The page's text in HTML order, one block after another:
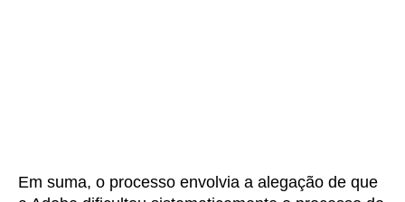
Em suma, o processo envolvia a alegação de que